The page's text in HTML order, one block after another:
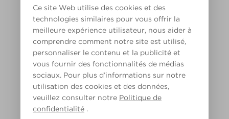
Ce site Web utilise des cookies et des
technologies similaires pour vous offrir la
meilleure expérience utilisateur, nous aider à
comprendre comment notre site est utilisé,
personnaliser le contenu et la publicité et
vous fournir des fonctionnalités de médias
sociaux. Pour plus d’informations sur notre
utilisation des cookies et des données,
veuillez consulter notre Politique de
confidentialité .
Lumière chaude